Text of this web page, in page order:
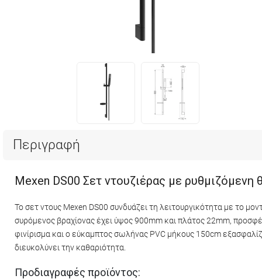
Περιγραφή
Mexen DS00 Σετ ντουζιέρας με
Το σετ ντους Mexen DS00 συνδυάζει τη λειτουργικότητα με το
συρόμενος βραχίονας έχει ύψος 900mm και πλάτος 22mm,
φινίρισμα και ο εύκαμπτος σωλήνας PVC μήκους 150cm
διευκολύνει την καθαριότητα.
Προδιαγραφές προϊόντος: